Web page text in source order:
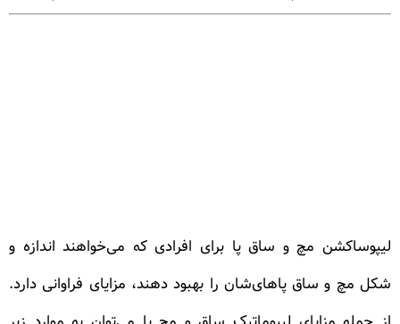
لیپوساکشن مچ و ساق پا برای افرادی که می‌خواهند اندازه و
شکل مچ و ساق پاهای‌شان را بهبود دهند، مزایای فراوانی دارد.